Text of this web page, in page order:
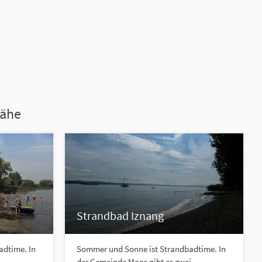
In
Strandbad Iznang
Sommer und Sonne ist Strandbadtime. In